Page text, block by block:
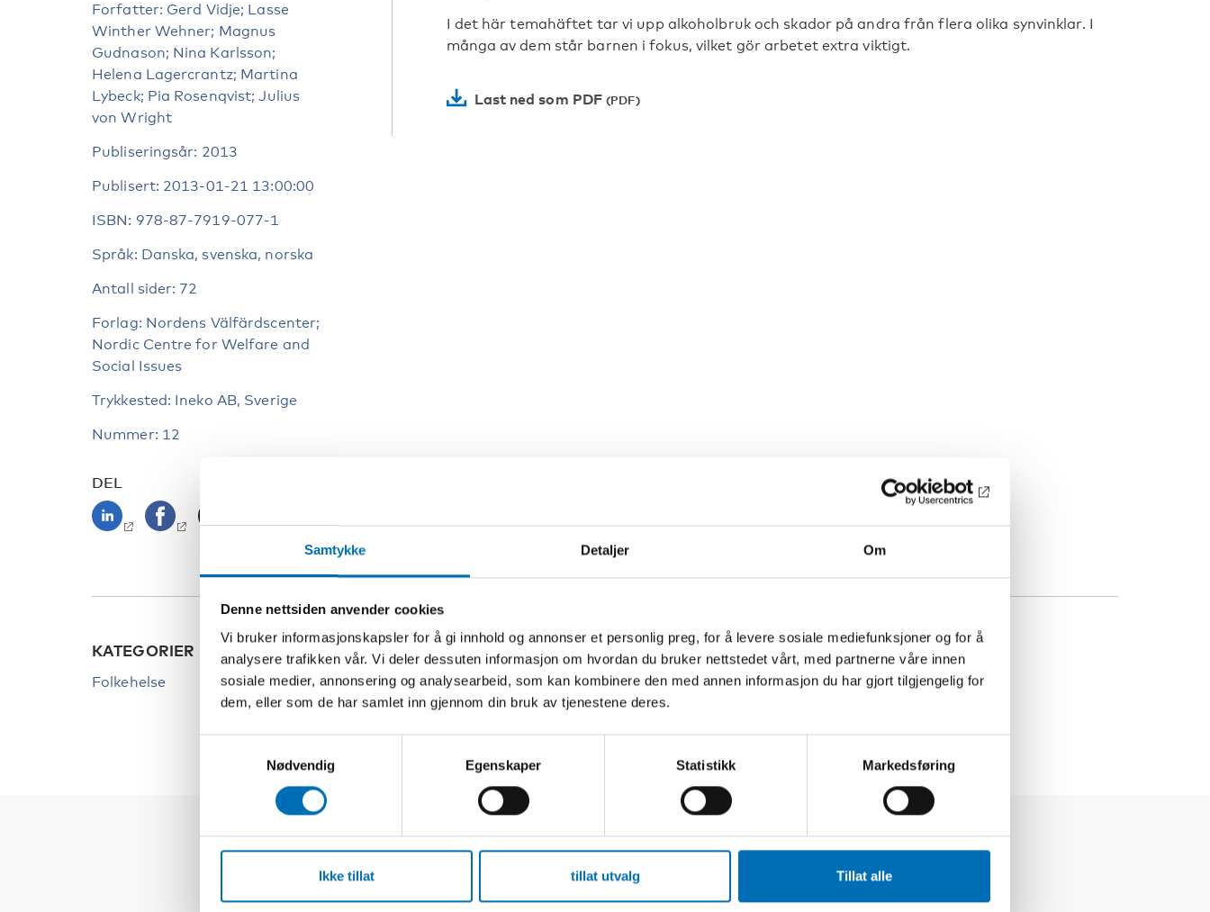
Samtykke Detaljer Om
Denne nettsiden anvender cookies
Vi bruker informasjonskapsler for å gi innhold og annonser et personlig preg, for å levere sosiale mediefunksjoner og for å
analysere trafikken vår. Vi deler dessuten informasjon om hvordan du bruker nettstedet vårt, med partnerne våre innen
sosiale medier, annonsering og analysearbeid, som kan kombinere den med annen informasjon du har gjort tilgjengelig for
dem, eller som de har samlet inn gjennom din bruk av tjenestene deres.
Nødvendig
Egenskaper Statistikk Markedsføring
Ikke tillat tillat utvalg Tillat alle
I det här temahäftet tar vi upp alkoholbruk och skador på andra från flera olika synvinklar. I
många av dem står barnen i fokus, vilket gör arbetet extra viktigt.
Last ned som PDF
Forfatter: Gerd Vidje; Lasse
Winther Wehner; Magnus
Gudnason; Nina Karlsson;
Helena Lagercrantz; Martina
Lybeck; Pia Rosenqvist; Julius
von Wright
Publiseringsår: 2013
Publisert: 2013-01-21 13:00:00
ISBN: 978-87-7919-077-1
Språk: Danska, svenska, norska
Antall sider: 72
Forlag: Nordens Välfärdscenter;
Nordic Centre for Welfare and
Social Issues
Trykkested: Ineko AB, Sverige
Nummer: 12
DEL
KATEGORIER
Folkehelse
Relatert innhold